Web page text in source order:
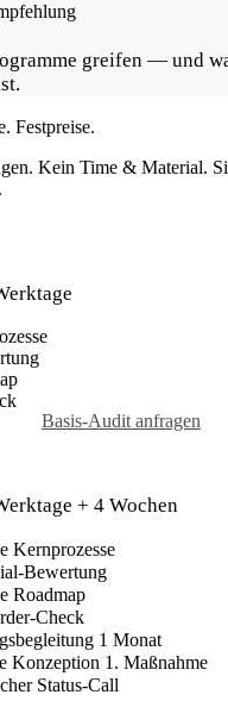
greifen — und
Festpreise.
Kein Time & Material.
Basis-Audit anfragen
+ 4 Wochen
Kernprozesse
Bewertung
Roadmap
Check
1 Monat
Konzeption 1. Maßnahme
Status-Call